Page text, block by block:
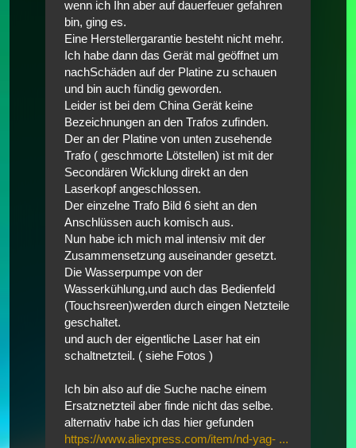
wenn ich Ihn aber auf dauerfeuer gefahren
bin, ging es.
Eine Herstellergarantie besteht nicht mehr.
Ich habe dann das Gerät mal geöffnet um
nachSchäden auf der Platine zu schauen
und bin auch fündig geworden.
Leider ist bei dem China Gerät keine
Bezeichnungen an den Trafos zufinden.
Der an der Platine von unten zusehende
Trafo ( geschmorte Lötstellen) ist mit der
Secondären Wicklung direkt an den
Laserkopf angeschlossen.
Der einzelne Trafo Bild 6 sieht an den
Anschlüssen auch komisch aus.
Nun habe ich mich mal intensiv mit der
Zusammensetzung auseinander gesetzt.
Die Wasserpumpe von der
Wasserkühlung,und auch das Bedienfeld
(Touchsreen)werden durch eingen Netzteile
geschaltet.
und auch der eigentliche Laser hat ein
schaltnetzteil. ( siehe Fotos )
Ich bin also auf die Suche nache einem
Ersatznetzteil aber finde nicht das selbe.
alternativ habe ich das hier gefunden
https://www.aliexpress.com/item/nd-yag- ...